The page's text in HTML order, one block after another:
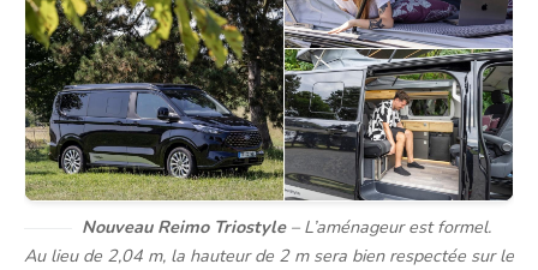
Nouveau Reimo Triostyle– L’aménageur est formel.
Au lieu de 2,04 m, la hauteur de 2 m sera bien respectée sur le